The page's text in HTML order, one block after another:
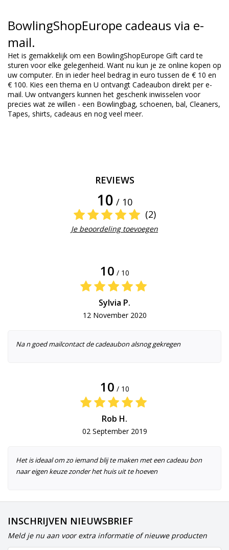
BowlingShopEurope cadeaus via e-
mail.
Het is gemakkelijk om een BowlingShopEurope Gift card te
sturen voor elke gelegenheid. Want nu kun je ze online kopen op
uw computer. En in ieder heel bedrag in euro tussen de € 10 en
€ 100. Kies een thema en U ontvangt Cadeaubon direkt per e-
mail. Uw ontvangers kunnen het geschenk inwisselen voor
precies wat ze willen - een Bowlingbag, schoenen, bal, Cleaners,
Tapes, shirts, cadeaus en nog veel meer.
REVIEWS
10 / 10
(2)
Je beoordeling toevoegen
10 / 10
Sylvia P.
12 November 2020
Na n goed mailcontact de cadeaubon alsnog gekregen
10 / 10
Rob H.
02 September 2019
Het is ideaal om zo iemand blij te maken met een cadeau bon
naar eigen keuze zonder het huis uit te hoeven
INSCHRIJVEN NIEUWSBRIEF
Meld je nu aan voor extra informatie of nieuwe producten